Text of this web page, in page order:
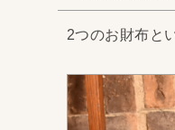
2つのお財布と